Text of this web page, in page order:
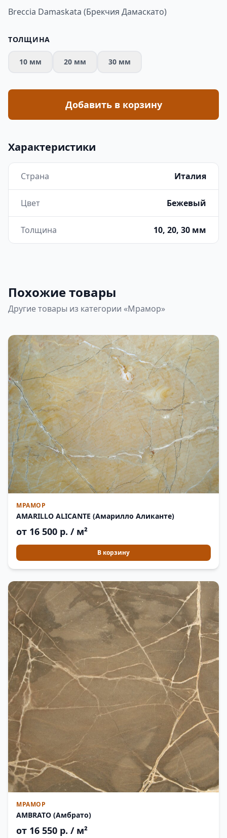
Breccia Damaskata (Брекчия Дамаскато)
ТОЛЩИНА
10 мм 20 мм 30 мм
Добавить в корзину
Характеристики
Страна Италия
Цвет Бежевый
Толщина 10, 20, 30 мм
Похожие товары
Другие товары из категории «Мрамор»
МРАМОР
AMARILLO ALICANTE (Амарилло Аликанте)
от 16 500 р. / м²
В корзину
МРАМОР
AMBRATO (Амбрато)
от 16 550 р. / м²